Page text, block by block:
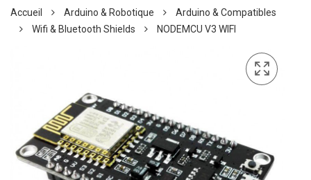
Accueil Arduino & Robotique
Arduino & Compatibles
Wifi & Bluetooth Shields
NODEMCU V3 WIFI